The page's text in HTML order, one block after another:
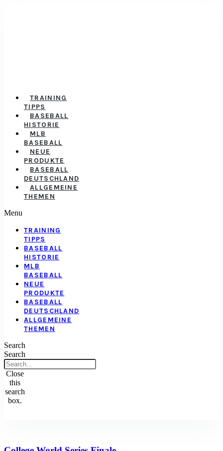
TRAINING
TIPPS
BASEBALL
HISTORIE
MLB
BASEBALL
NEUE
PRODUKTE
BASEBALL
DEUTSCHLAND
ALLGEMEINE
THEMEN
Menu
TRAINING
TIPPS
BASEBALL
HISTORIE
MLB
BASEBALL
NEUE
PRODUKTE
BASEBALL
DEUTSCHLAND
ALLGEMEINE
THEMEN
Search
Search
Close
this
search
box.